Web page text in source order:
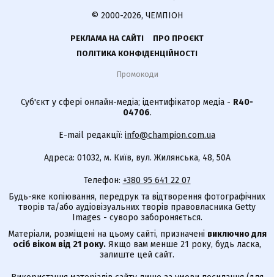
© 2000-2026, ЧЕМПІОН
РЕКЛАМА НА САЙТІ
ПРО ПРОЄКТ
ПОЛІТИКА КОНФІДЕНЦІЙНОСТІ
Промокоди
Суб'єкт у сфері онлайн-медіа; ідентифікатор медіа - R40-
04706.
E-mail редакції: info@champion.com.ua
Адреса: 01032, м. Київ, вул. Жилянська, 48, 50А
Телефон: +380 95 641 22 07
Будь-яке копіювання, передрук та відтворення фотографічних
творів та/або аудіовізуальних творів правовласника Getty
Images - суворо забороняється.
Матеріали, розміщені на цьому сайті, призначені виключно для
осіб віком від 21 року. Якщо вам менше 21 року, будь ласка,
залиште цей сайт.